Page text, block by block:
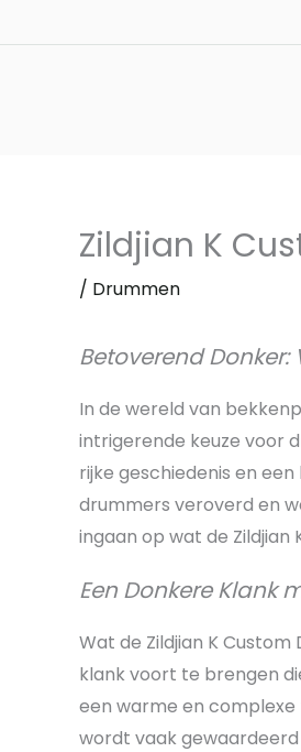
naar
Zildjian K
/ Drummen
Betoverend Donker:
In de wereld van
intrigerende keuze voor
rijke geschiedenis en
drummers veroverd en
ingaan op wat de Zildjian
Een Donkere Klank
Wat de Zildjian K
klank voort te brengen
een warme en
wordt vaak gewaardeerd